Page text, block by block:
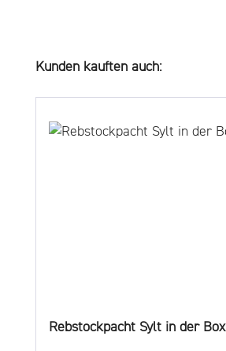
Produktgalerie überspringen
Kunden kauften auch:
Rebstockpacht Sylt in der Box